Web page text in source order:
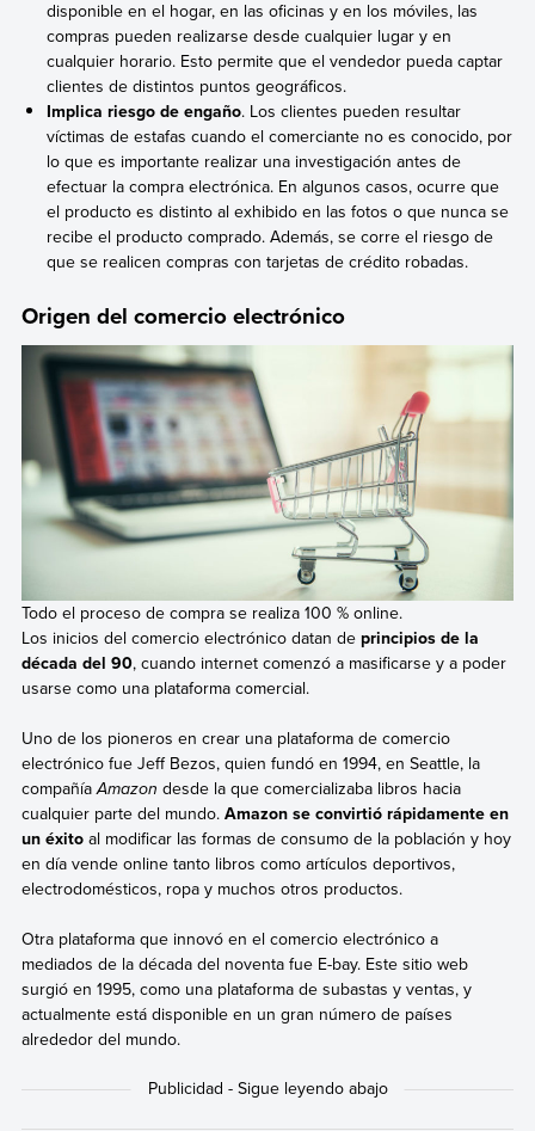
disponible en el hogar, en las oficinas y en los móviles, las
compras pueden realizarse desde cualquier lugar y en
cualquier horario. Esto permite que el vendedor pueda captar
clientes de distintos puntos geográficos.
Implica riesgo de engaño. Los clientes pueden resultar
víctimas de estafas cuando el comerciante no es conocido, por
lo que es importante realizar una investigación antes de
efectuar la compra electrónica. En algunos casos, ocurre que
el producto es distinto al exhibido en las fotos o que nunca se
recibe el producto comprado. Además, se corre el riesgo de
que se realicen compras con tarjetas de crédito robadas.
Origen del comercio electrónico
Todo el proceso de compra se realiza 100 % online.
Los inicios del comercio electrónico datan de principios de la
década del 90, cuando internet comenzó a masificarse y a poder
usarse como una plataforma comercial.
Uno de los pioneros en crear una plataforma de comercio
electrónico fue Jeff Bezos, quien fundó en 1994, en Seattle, la
compañíaAmazon desde la que comercializaba libros hacia
cualquier parte del mundo. Amazon se convirtió rápidamente en
un éxitoal modificar las formas de consumo de la población y hoy
en día vende online tanto libros como artículos deportivos,
electrodomésticos, ropa y muchos otros productos.
Otra plataforma que innovó en el comercio electrónico a
mediados de la década del noventa fue E-bay. Este sitio web
surgió en 1995, como una plataforma de subastas y ventas, y
actualmente está disponible en un gran número de países
alrededor del mundo.